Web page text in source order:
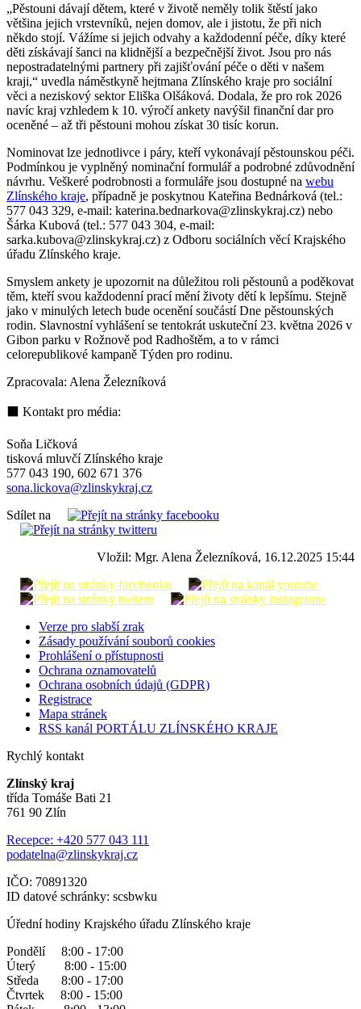
„Pěstouni dávají dětem, které v životě neměly tolik štěstí jako
většina jejich vrstevníků, nejen domov, ale i jistotu, že při nich
někdo stojí. Vážíme si jejich odvahy a každodenní péče, díky které
děti získávají šanci na klidnější a bezpečnější život. Jsou pro nás
nepostradatelnými partnery při zajišťování péče o děti v našem
kraji,“ uvedla náměstkyně hejtmana Zlínského kraje pro sociální
věci a neziskový sektor Eliška Olšáková. Dodala, že pro rok 2026
navíc kraj vzhledem k 10. výročí ankety navýšil finanční dar pro
oceněné – až tři pěstouni mohou získat 30 tisíc korun.
Nominovat lze jednotlivce i páry, kteří vykonávají pěstounskou péči.
Podmínkou je vyplněný nominační formulář a podrobné zdůvodnění
návrhu. Veškeré podrobnosti a formuláře jsou dostupné na webu
Zlínského kraje, případně je poskytnou Kateřina Bednárková (tel.:
577 043 329, e-mail: katerina.bednarkova@zlinskykraj.cz) nebo
Šárka Kubová (tel.: 577 043 304, e-mail:
sarka.kubova@zlinskykraj.cz) z Odboru sociálních věcí Krajského
úřadu Zlínského kraje.
Smyslem ankety je upozornit na důležitou roli pěstounů a poděkovat
těm, kteří svou každodenní prací mění životy dětí k lepšímu. Stejně
jako v minulých letech bude ocenění součástí Dne pěstounských
rodin. Slavnostní vyhlášení se tentokrát uskuteční 23. května 2026 v
Gibon parku v Rožnově pod Radhoštěm, a to v rámci
celorepublikové kampaně Týden pro rodinu.
Zpracovala: Alena Železníková
⬛ Kontakt pro média:
Soňa Ličková
tisková mluvčí Zlínského kraje
577 043 190, 602 671 376
sona.lickova@zlinskykraj.cz
Sdílet na
Vložil: Mgr. Alena Železníková, 16.12.2025 15:44
Verze pro slabší zrak
Zásady používání souborů cookies
Prohlášení o přístupnosti
Ochrana oznamovatelů
Ochrana osobních údajů (GDPR)
Registrace
Mapa stránek
RSS kanál PORTÁLU ZLÍNSKÉHO KRAJE
Rychlý kontakt
Zlínský kraj
třída Tomáše Bati 21
761 90 Zlín
Recepce: +420 577 043 111
podatelna@zlinskykraj.cz
IČO: 70891320
ID datové schránky: scsbwku
Úřední hodiny Krajského úřadu Zlínského kraje
Pondělí 8:00 - 17:00
Úterý 8:00 - 15:00
Středa 8:00 - 17:00
Čtvrtek 8:00 - 15:00